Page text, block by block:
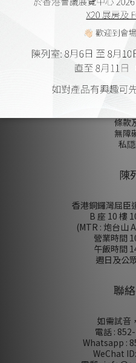
關
雅
家庭影院
會員購
網上
條款
無障
私
陳
香港銅鑼灣屈臣
B 座 10 樓
(MTR : 炮台山
營業時間
午飯時間
週日及公
聯
如需試音
電話 :
Whatsapp :
WeChat